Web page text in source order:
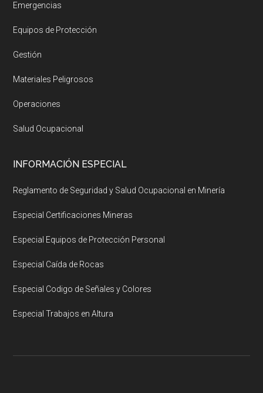
Emergencias
Equipos de Protección
Gestión
Materiales Peligrosos
Operaciones
Salud Ocupacional
INFORMACIÓN ESPECIAL
Reglamento de Seguridad y Salud Ocupacional en Minería
Especial Certificaciones Mineras
Especial Equipos de Protección Personal
Especial Caída de Rocas
Especial Codigo de Señales y Colores
Especial Trabajos en Altura